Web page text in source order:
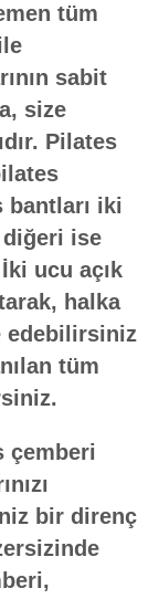
tüm
sabit
size
Pilates
bantları iki
ise
ucu açık
halka
edebilirsiniz
tüm
çemberi
bir direnç